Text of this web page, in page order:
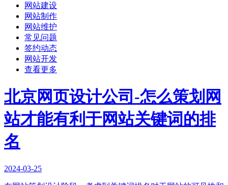
网站建设
网站制作
网站维护
常见问题
签约动态
网站开发
查看更多
北京网页设计公司-怎么策划网
站才能有利于网站关键词的排
名
2024-03-25